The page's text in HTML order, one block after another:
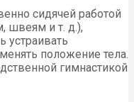
сидячей работой
швеям и т. д.),
устраивать
положение тела.
гимнастикой